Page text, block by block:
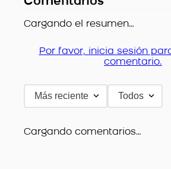
Cargando el resumen…
Por favor, inicia sesión
comentario.
Más reciente Todos
Cargando comentarios…